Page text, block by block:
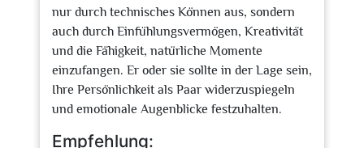
nur durch technisches Können aus, sondern
auch durch Einfühlungsvermögen, Kreativität
und die Fähigkeit, natürliche Momente
einzufangen. Er oder sie sollte in der Lage sein,
Ihre Persönlichkeit als Paar widerzuspiegeln
und emotionale Augenblicke festzuhalten.
Empfehlung: